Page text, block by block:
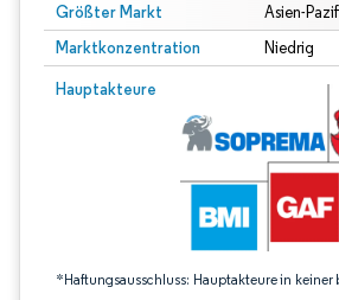
Größter Markt Asien-
Marktkonzentration Niedrig
Hauptakteure
*Haftungsausschluss: Hauptakteure in
Bild © Mordor Intelligence.